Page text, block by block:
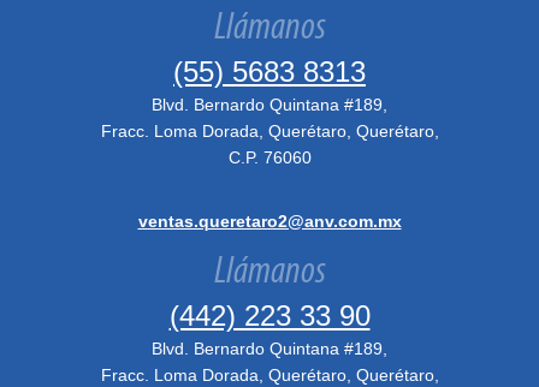
Llámanos
(55) 5683 8313
Blvd. Bernardo Quintana #189,
Fracc. Loma Dorada, Querétaro, Querétaro,
C.P. 76060
ventas.queretaro2@anv.com.mx
Llámanos
(442) 223 33 90
Blvd. Bernardo Quintana #189,
Fracc. Loma Dorada, Querétaro, Querétaro,